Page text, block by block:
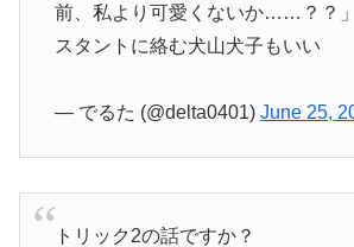
前、私より可愛くないか……？？
スタントに絡む犬山犬子もいい
— でるた (@delta0401) June 25,
トリック2の話ですか？